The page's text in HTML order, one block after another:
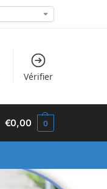
Vérifier
€0,00 0